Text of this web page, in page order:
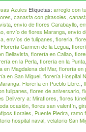
Azules Etiquetas: arreglo con
, canasta con girasoles,
, envío de flores Carabayllo,
, envío de flores Maranga, envío
, envíos de tulipanes, floreria,
Florería Carmen de la Legua,
Bellavista, florería en Callao,
en la Perla, florería en la Punta,
en Magdalena del Mar, florería en
en San Miguel, florería Hospital
Florería en Pueblo Libre.,
tulipanes, flores de aniversario,
Delivery a: Miraflores, flores
ocasión, flores san valentín,
florales, Puente Piedra, ramo
hospital naval, velatorio San